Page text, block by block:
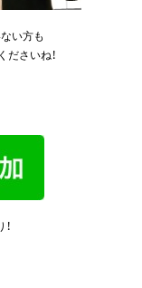
い方も
ださいね！